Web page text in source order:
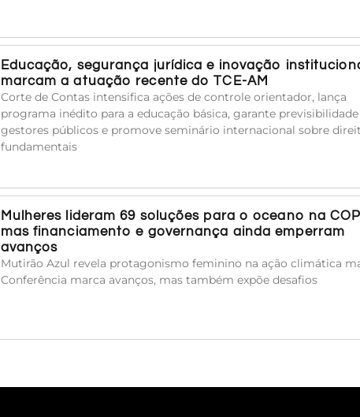
Educação, segurança jurídica e inovação
marcam a atuação recente do TCE-AM
Corte de Contas intensifica ações de controle orientador, lança
programa inédito para a educação básica, garante previsibilidade
gestores públicos e promove seminário internacional sobre
fundamentais
Mulheres lideram 69 soluções para o oceano na
mas financiamento e governança ainda emperram
avanços
Mutirão Azul revela protagonismo feminino na ação climática
Conferência marca avanços, mas também expõe desafios